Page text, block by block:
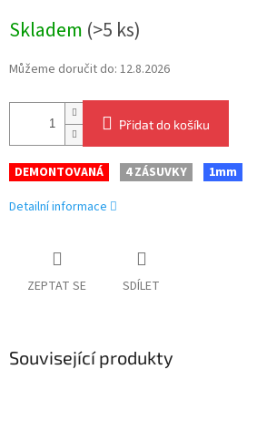
cena:
Skladem (>5 ks)
Můžeme doručit do: 12.8.2026
Přidat do košíku
DEMONTOVANÁ 4 ZÁSUVKY
1mm
Detailní informace
ZEPTAT SE SDÍLET
Související produkty